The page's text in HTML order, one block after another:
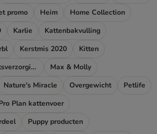
promo Heim
Home Collection
Karlie
Kattenbakvulling
Kerstmis 2020
Kitten
Maand van de gebitsverzorging
Max & Molly
Nature's Miracle Overgewicht
Petlife
Plan kattenvoer
Puppy producten